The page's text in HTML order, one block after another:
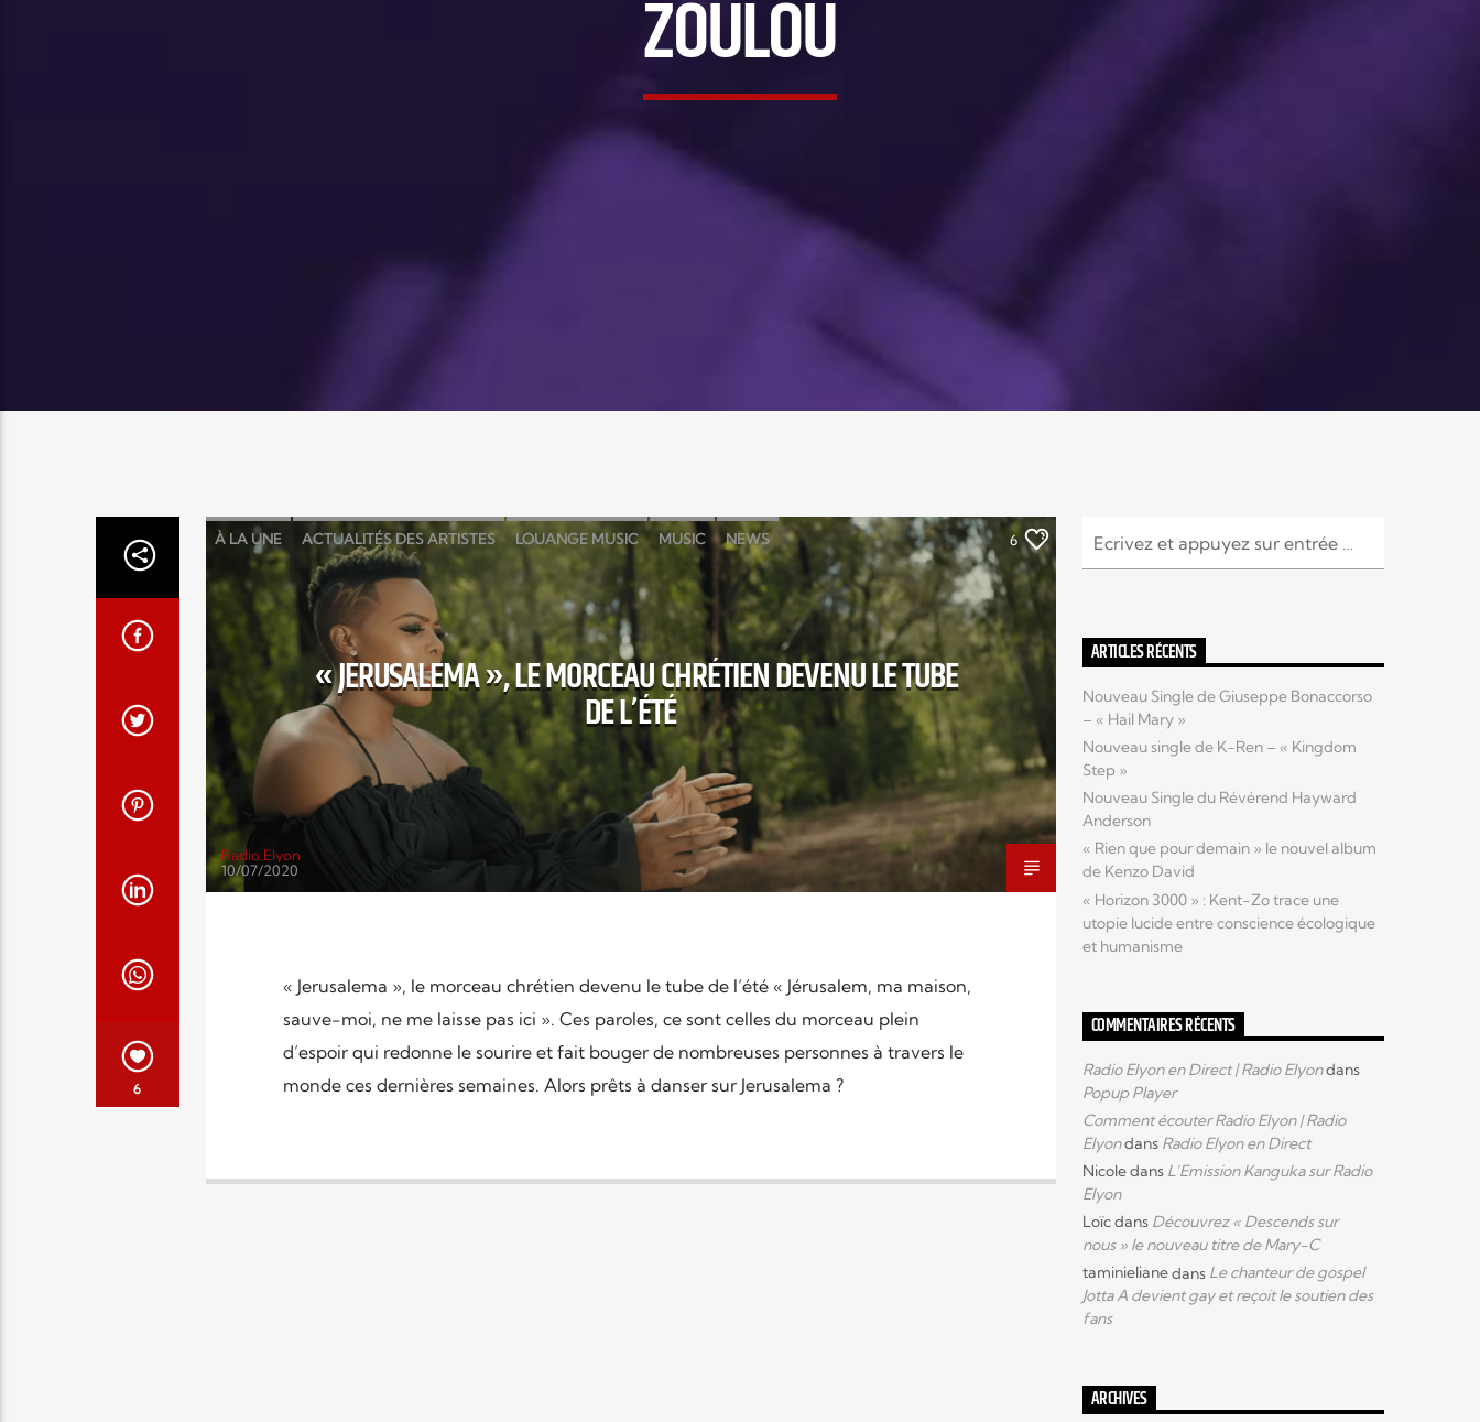
ZOULOU
6
À LA UNE ACTUALITÉS DES ARTISTES LOUANGE MUSIC MUSIC NEWS 6
« JERUSALEMA », LE MORCEAU CHRÉTIEN DEVENU LE TUBE
DE L’ÉTÉ
Radio Elyon
10/07/2020
« Jerusalema », le morceau chrétien devenu le tube de l’été « Jérusalem, ma maison,
sauve-moi, ne me laisse pas ici ». Ces paroles, ce sont celles du morceau plein
d’espoir qui redonne le sourire et fait bouger de nombreuses personnes à travers le
monde ces dernières semaines. Alors prêts à danser sur Jerusalema ?
ARTICLES RÉCENTS
Nouveau Single de Giuseppe Bonaccorso
– « Hail Mary »
Nouveau single de K-Ren – « Kingdom
Step »
Nouveau Single du Révérend Hayward
Anderson
« Rien que pour demain » le nouvel album
de Kenzo David
« Horizon 3000 » : Kent-Zo trace une
utopie lucide entre conscience écologique
et humanisme
COMMENTAIRES RÉCENTS
Radio Elyon en Direct | Radio Elyondans
Popup Player
Comment écouter Radio Elyon | Radio
Elyondans Radio Elyon en Direct
Nicoledans L’Emission Kanguka sur Radio
Elyon
Loïcdans Découvrez « Descends sur
nous » le nouveau titre de Mary-C
taminielianedans Le chanteur de gospel
Jotta A devient gay et reçoit le soutien des
fans
ARCHIVES